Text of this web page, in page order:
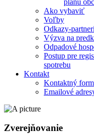
Ako vybaviť
Voľby
Odkazy-partneri
Výzva na
Odpadové
Postup pre
spotrebu
Kontakt
Kontaktný
Emailové
Zverejňovanie